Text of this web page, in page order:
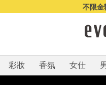
不限金
彩妝 香氛 女仕